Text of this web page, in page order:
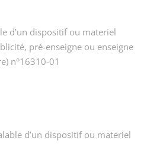
d’un dispositif ou materiel
pré-enseigne ou enseigne
n°16310-01
d’un dispositif ou materiel